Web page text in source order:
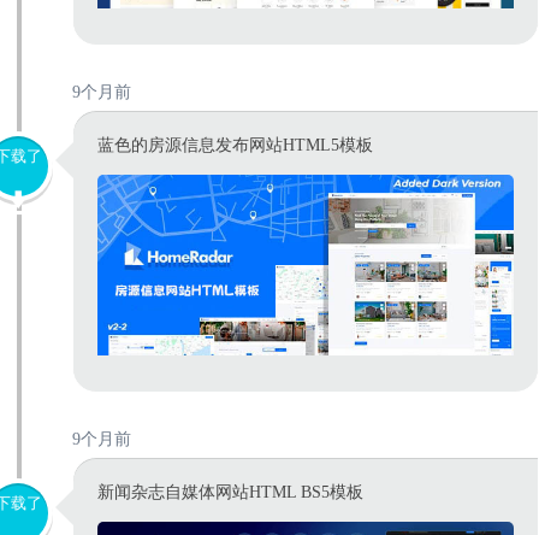
9个月前
载了
蓝色的房源信息发布网站HTML5模板
9个月前
载了
新闻杂志自媒体网站HTML BS5模板